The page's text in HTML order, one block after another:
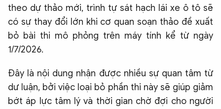
Video Ảnh
Infographic
An ninh thế giới
Văn nghệ Công an
Chuyên đề
theo dự thảo mới, trình tự sát hạch lái xe ô tô sẽ
có sự thay đổi lớn khi cơ quan soạn thảo đề xuất
bỏ bài thi mô phỏng trên máy tính kể từ ngày
1/7/2026.
Đây là nội dung nhận được nhiều sự quan tâm từ
dư luận, bởi việc loại bỏ phần thi này sẽ giúp giảm
bớt áp lực tâm lý và thời gian chờ đợi cho người